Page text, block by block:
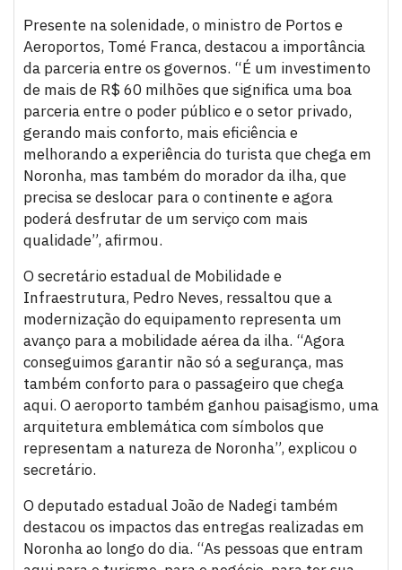
Presente na solenidade, o ministro de Portos e
Aeroportos, Tomé Franca, destacou a importância
da parceria entre os governos. “É um investimento
de mais de R$ 60 milhões que significa uma boa
parceria entre o poder público e o setor privado,
gerando mais conforto, mais eficiência e
melhorando a experiência do turista que chega em
Noronha, mas também do morador da ilha, que
precisa se deslocar para o continente e agora
poderá desfrutar de um serviço com mais
qualidade”, afirmou.
O secretário estadual de Mobilidade e
Infraestrutura, Pedro Neves, ressaltou que a
modernização do equipamento representa um
avanço para a mobilidade aérea da ilha. “Agora
conseguimos garantir não só a segurança, mas
também conforto para o passageiro que chega
aqui. O aeroporto também ganhou paisagismo, uma
arquitetura emblemática com símbolos que
representam a natureza de Noronha”, explicou o
secretário.
O deputado estadual João de Nadegi também
destacou os impactos das entregas realizadas em
Noronha ao longo do dia. “As pessoas que entram